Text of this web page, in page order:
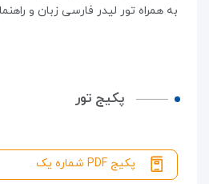
به همراه تور لیدر فارسی زبان و
پکیج تور
پکیج PDF شماره یک